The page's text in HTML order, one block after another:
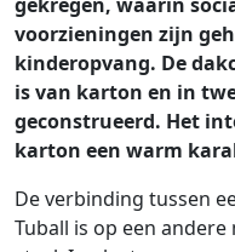
voorzieningen zijn
kinderopvang. De
is van karton en in
geconstrueerd. Het
karton een warm
De verbinding tussen
Tuball is op een